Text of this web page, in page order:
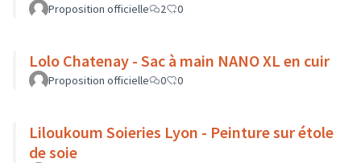
Proposition officielle 2 0
Lolo Chatenay - Sac à main NANO XL en cuir
Proposition officielle 0 0
Liloukoum Soieries Lyon - Peinture sur étole
de soie